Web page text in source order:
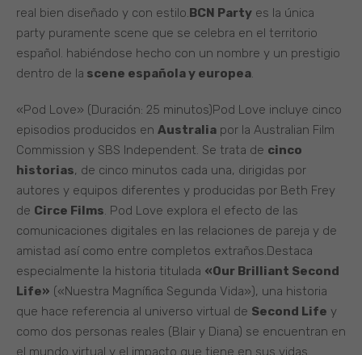
real bien diseñado y con estilo.BCN Party es la única
party puramente scene que se celebra en el territorio
español. habiéndose hecho con un nombre y un prestigio
dentro de la scene española y europea.
«Pod Love» (Duración: 25 minutos)Pod Love incluye cinco
episodios producidos en Australia por la Australian Film
Commission y SBS Independent. Se trata de cinco
historias, de cinco minutos cada una, dirigidas por
autores y equipos diferentes y producidas por Beth Frey
de Circe Films. Pod Love explora el efecto de las
comunicaciones digitales en las relaciones de pareja y de
amistad así como entre completos extraños.Destaca
especialmente la historia titulada «Our Brilliant Second
Life» («Nuestra Magnífica Segunda Vida»), una historia
que hace referencia al universo virtual de Second Life y
como dos personas reales (Blair y Diana) se encuentran en
el mundo virtual y el impacto que tiene en sus vidas.